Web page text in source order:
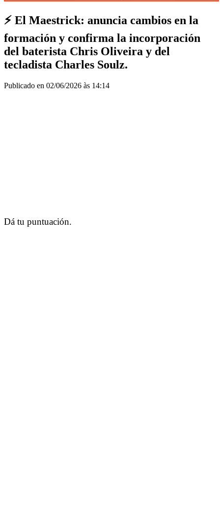
⚡ El Maestrick: anuncia cambios en la
formación y confirma la incorporación
del baterista Chris Oliveira y del
tecladista Charles Soulz.
Publicado en 02/06/2026 às 14:14
Dá tu puntuación.